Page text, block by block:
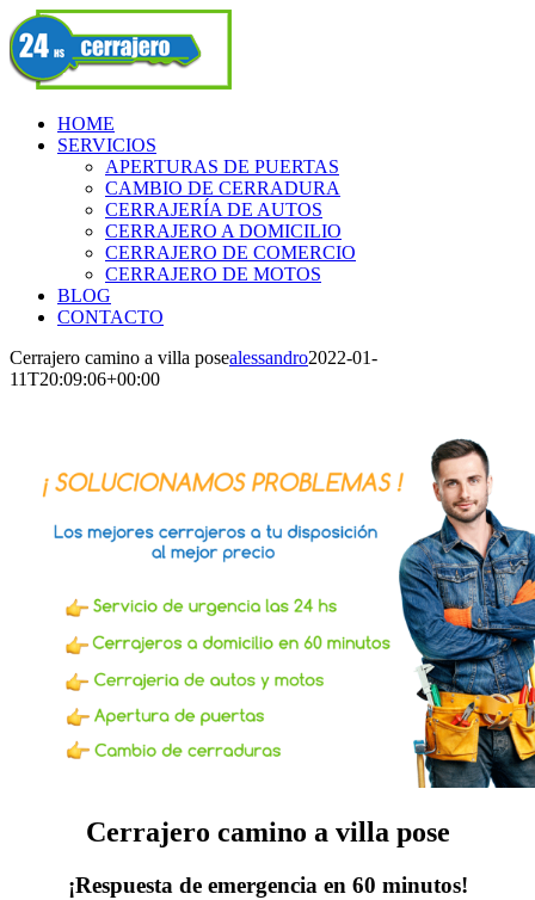
Skip
to
content
Facebook
HOME
SERVICIOS
APERTURAS DE PUERTAS
CAMBIO DE CERRADURA
CERRAJERÍA DE AUTOS
CERRAJERO A DOMICILIO
CERRAJERO DE COMERCIO
CERRAJERO DE MOTOS
BLOG
CONTACTO
Cerrajero camino a villa posealessandro2022-01-
11T20:09:06+00:00
Cerrajero camino a villa pose
¡Respuesta de emergencia en 60 minutos!